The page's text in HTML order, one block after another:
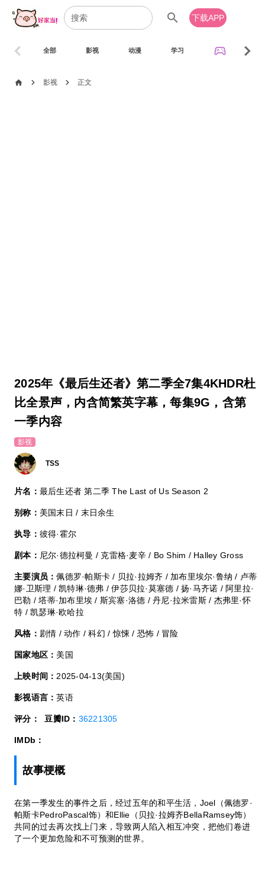
search 下载APP
全部 影视 动漫 学习 sports_esports
chevron_left chevron_right
home chevron_right 影视 chevron_right 正文
2025年《最后生还者》第二季全7集4KHDR杜
比全景声，内含简繁英字幕，每集9G，含第
一季内容
影视
TSS
片名： 最后生还者 第二季 The Last of Us Season 2
别称： 美国末日 / 末日余生
执导： 彼得·霍尔
剧本： 尼尔·德拉柯曼 / 克雷格·麦辛 / Bo Shim / Halley Gross
主要演员：佩德罗·帕斯卡 / 贝拉·拉姆齐 / 加布里埃尔·鲁纳 / 卢蒂
娜·卫斯理 / 凯特琳·德弗 / 伊莎贝拉·莫塞德 / 扬·马齐诺 / 阿里拉·
巴勒 / 塔蒂·加布里埃 / 斯宾塞·洛德 / 丹尼·拉米雷斯 / 杰弗里·怀
特 / 凯瑟琳·欧哈拉
风格： 剧情 / 动作 / 科幻 / 惊悚 / 恐怖 / 冒险
国家地区： 美国
上映时间： 2025-04-13(美国)
影视语言：英语
评分： 豆瓣ID： 36221305
IMDb：
故事梗概
在第一季发生的事件之后，经过五年的和平生活，Joel（佩德罗·
帕斯卡PedroPascal饰）和Ellie（贝拉·拉姆齐BellaRamsey饰）
共同的过去再次找上门来，导致两人陷入相互冲突，把他们卷进
了一个更加危险和不可预测的世界。